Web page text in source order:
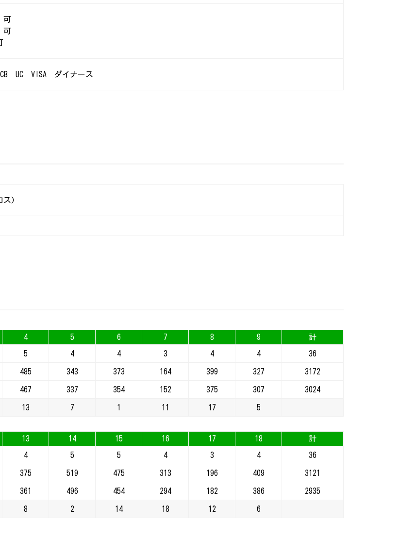
可
可
UC VISA ダイナース
）
4 5 6 7 8 9 計
5 4 4 3 4 4 36
485 343 373 164 399 327 3172
467 337 354 152 375 307 3024
13 7 1 11 17 5
13 14 15 16 17 18 計
4 5 5 4 3 4 36
375 519 475 313 196 409 3121
361 496 454 294 182 386 2935
8 2 14 18 12 6